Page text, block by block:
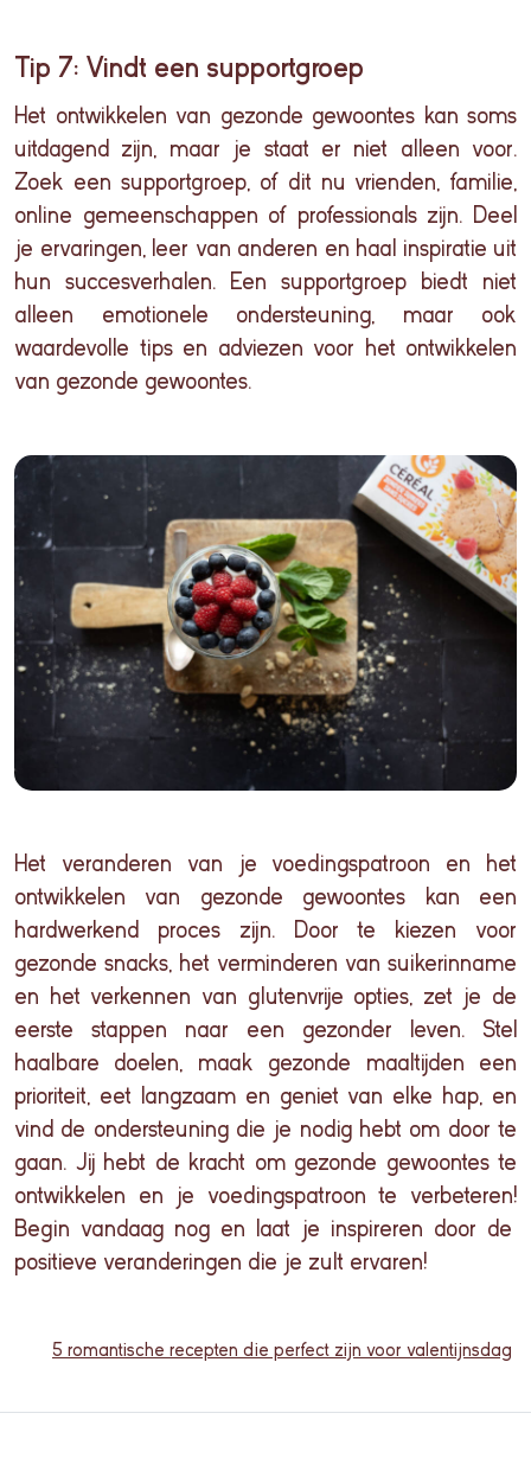
Tip 7: Vindt een supportgroep
Het ontwikkelen van gezonde gewoontes kan soms
uitdagend
zijn, maar je staat er niet alleen voor.
Zoek een supportgroep, of dit nu vrienden, familie,
online gemeenschappen of professionals zijn. Deel
je ervaringen, leer van anderen en haal inspiratie uit
hun
succesverhalen. Een supportgroep biedt
niet
alleen
emotionele ondersteuning, maar ook
waardevolle tips en adviezen voor het ontwikkelen
van gezonde gewoontes.
Het veranderen van je voedingspatroon en het
ontwikkelen van gezonde gewoontes kan een
hardwerkend proces zijn. Door te kiezen voor
gezonde snacks, het verminderen van suikerinname
en het verkennen van glutenvrije opties, zet je de
eerste stappen naar een gezonder leven. Stel
haalbare doelen, maak gezonde maaltijden een
prioriteit, eet langzaam en geniet van elke hap, en
vind de ondersteuning die je nodig hebt om door te
gaan. Jij hebt de kracht om gezonde gewoontes te
ontwikkelen en je voedingspatroon te verbeteren!
Begin vandaag nog en laat je inspireren door de
positieve veranderingen die je zult ervaren!
5 romantische recepten die perfect zijn voor valentijnsdag